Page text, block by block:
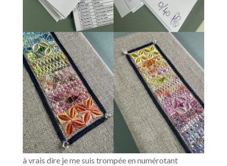
à vrais dire je me suis trompée en numérotant